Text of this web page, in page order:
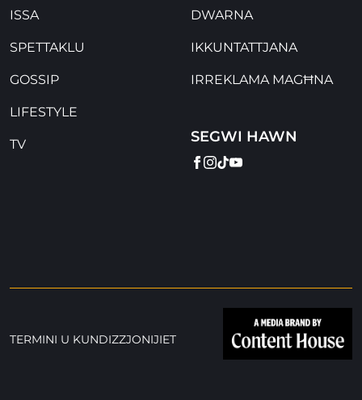
ISSA
SPETTAKLU
GOSSIP
LIFESTYLE
TV
DWARNA
IKKUNTATTJANA
IRREKLAMA MAGĦNA
SEGWI HAWN
FACEBOOK
INSTAGRAM
TIKTOK
YOUTUBE
TERMINI U KUNDIZZJONIJIET